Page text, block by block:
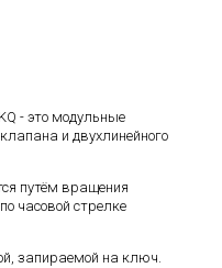
- это модульные
и двухлинейного
путём вращения
часовой стрелке
запираемой на ключ.